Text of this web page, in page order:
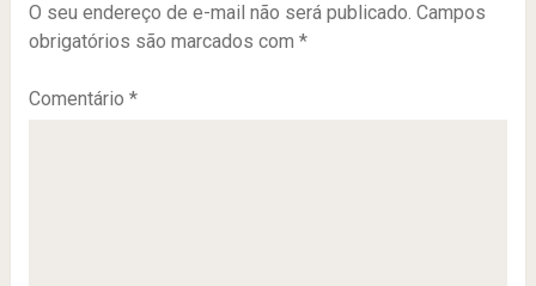
O seu endereço de e-mail não será publicado. Campos
obrigatórios são marcados com *
Comentário *